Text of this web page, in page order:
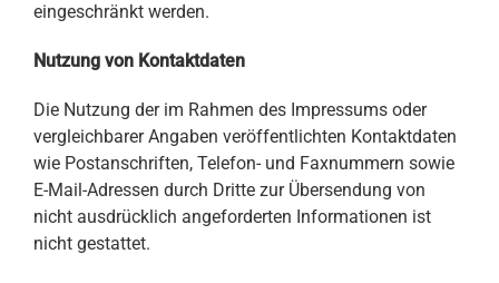
eingeschränkt werden.
Nutzung von Kontaktdaten
Die Nutzung der im Rahmen des Impressums oder
vergleichbarer Angaben veröffentlichten Kontaktdaten
wie Postanschriften, Telefon- und Faxnummern sowie
E-Mail-Adressen durch Dritte zur Übersendung von
nicht ausdrücklich angeforderten Informationen ist
nicht gestattet.